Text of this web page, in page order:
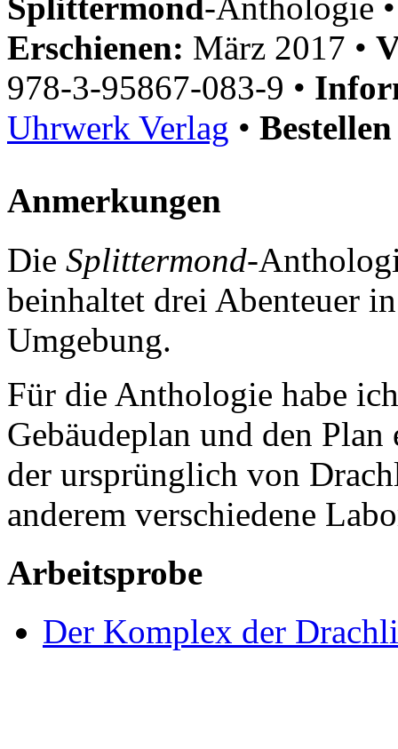
Splittermond-Anthologie
Erschienen: März 2017 •
978-3-95867-083-9 •
Uhrwerk Verlag •
Anmerkungen
Die Splittermond-
beinhaltet drei Abenteuer
Umgebung.
Für die Anthologie habe
Gebäudeplan und den
der ursprünglich von
anderem verschiedene
Arbeitsprobe
Der Komplex der